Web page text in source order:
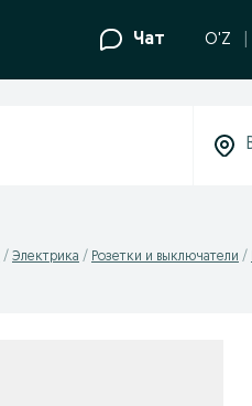
Чат O'Z
Электрика Розетки и выключатели